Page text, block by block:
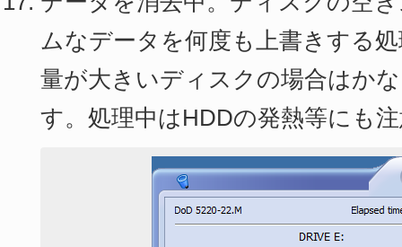
ムなデータを何度も上書きする
量が大きいディスクの場合はか
す。処理中はHDDの発熱等にも